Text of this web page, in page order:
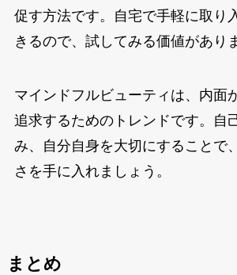
促す方法です。自宅で手軽に取り
きるので、試してみる価値があり
マインドフルビューティは、内面
追求するためのトレンドです。自
み、自分自身を大切にすることで
さを手に入れましょう。
まとめ